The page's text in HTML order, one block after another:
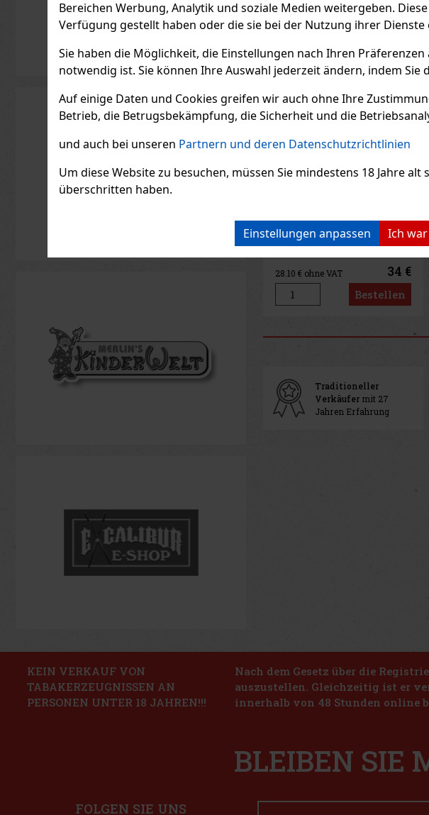
Bereichen Werbung, Analytik und soziale Medien weitergeben.
Verfügung gestellt haben oder die sie bei der Nutzung ihrer Dienste
Sie haben die Möglichkeit, die Einstellungen nach Ihren
notwendig ist. Sie können Ihre Auswahl jederzeit ändern, indem
Auf einige Daten und Cookies greifen wir auch ohne Ihre
Betrieb, die Betrugsbekämpfung, die Sicherheit und die
und auch bei unseren Partnern und deren Datenschutzrichtlinien
Um diese Website zu besuchen, müssen Sie mindestens 18 Jahre
überschritten haben.
Einstellungen anpassen Ich
Hookah Wasserpfeife
28.10 € ohne VAT 34 €
Bestellen
Traditioneller
Verkäufer mit 27
Jahren Erfahrung
KEIN VERKAUF VON
TABAKERZEUGNISSEN AN
PERSONEN UNTER 18 JAHREN!!!
Nach dem Gesetz über die
auszustellen. Gleichzeitig ist er
innerhalb von 48 Stunden online
BLEIBEN SIE
FOLGEN SIE UNS